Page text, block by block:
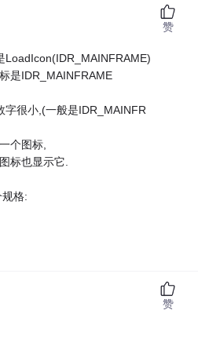
LoadIcon(IDR_MAINFRAME)
是IDR_MAINFRAME
字很小,(一般是IDR_MAINFR
个图标,
标也显示它.
格:
赞
赞